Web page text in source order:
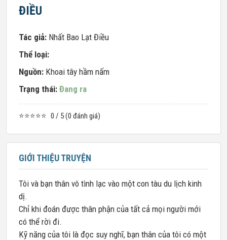
ĐIỀU
Tác giả: Nhất Bao Lạt Điều
Thể loại:
Nguồn: Khoai tây hầm nấm
Trạng thái: Đang ra
⭐⭐⭐⭐⭐ 0 / 5 (0 đánh giá)
GIỚI THIỆU TRUYỆN
Tôi và bạn thân vô tình lạc vào một con tàu du lịch kinh
dị.
Chỉ khi đoán được thân phận của tất cả mọi người mới
có thể rời đi.
Kỹ năng của tôi là đọc suy nghĩ, bạn thân của tôi có một